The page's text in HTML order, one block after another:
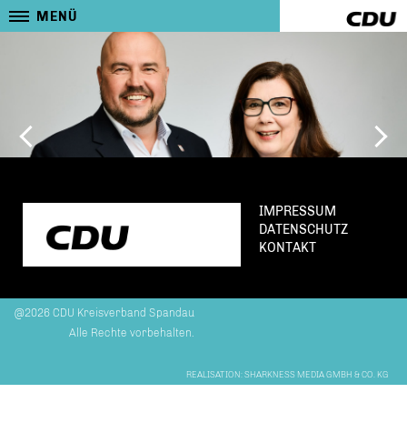
MENÜ
IMPRESSUM
DATENSCHUTZ
KONTAKT
@2026 CDU Kreisverband Spandau
Alle Rechte vorbehalten.
REALISATION: SHARKNESS MEDIA GMBH & CO. KG